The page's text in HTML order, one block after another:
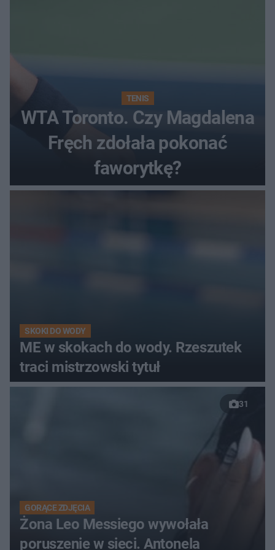
TENIS
WTA Toronto. Czy Magdalena
Fręch zdołała pokonać
faworytkę?
SKOKI DO WODY
ME w skokach do wody. Rzeszutek
traci mistrzowski tytuł
31
GORĄCE ZDJĘCIA
Żona Leo Messiego wywołała
poruszenie w sieci. Antonela